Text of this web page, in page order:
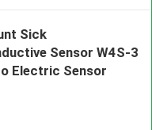
Sick
Sensor W4S-3
Electric Sensor